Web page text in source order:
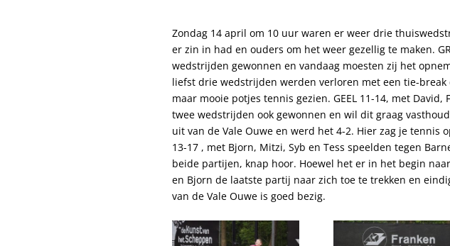
Zondag 14 april om 10 uur waren er weer drie
er zin in had en ouders om het weer gezellig te maken.
wedstrijden gewonnen en vandaag moesten zij het
liefst drie wedstrijden werden verloren met een tie-
maar mooie potjes tennis gezien. GEEL 11-14, met
twee wedstrijden ook gewonnen en wil dit graag
uit van de Vale Ouwe en werd het 4-2. Hier zag je tennis
13-17 , met Bjorn, Mitzi, Syb en Tess speelden tegen
beide partijen, knap hoor. Hoewel het er in het begin
en Bjorn de laatste partij naar zich toe te trekken en
van de Vale Ouwe is goed bezig.